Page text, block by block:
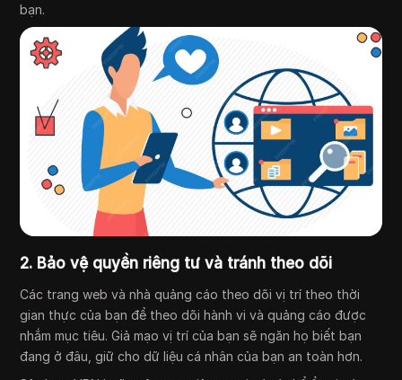
bạn.
2. Bảo vệ quyền riêng tư và tránh theo dõi
Các trang web và nhà quảng cáo theo dõi vị trí theo thời
gian thực của bạn để theo dõi hành vi và quảng cáo được
nhắm mục tiêu. Giả mạo vị trí của bạn sẽ ngăn họ biết bạn
đang ở đâu, giữ cho dữ liệu cá nhân của bạn an toàn hơn.